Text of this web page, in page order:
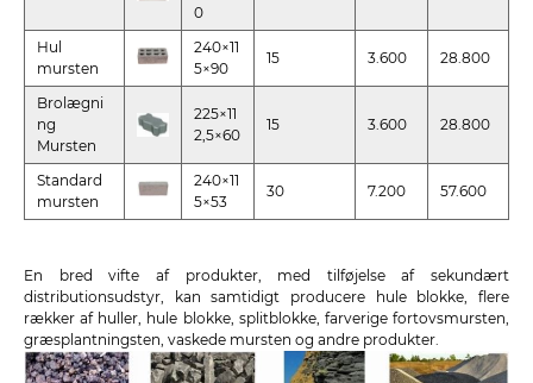
0
Hul
mursten
240×11
5×90
15 3.600 28.800
Brolægni
ng
Mursten
225×11
2,5×60
15 3.600 28.800
Standard
mursten
240×11
5×53
30 7.200 57.600
En bred vifte af produkter, med tilføjelse af sekundært
distributionsudstyr, kan samtidigt producere hule blokke, flere
rækker af huller, hule blokke, splitblokke, farverige fortovsmursten,
græsplantningsten, vaskede mursten og andre produkter.